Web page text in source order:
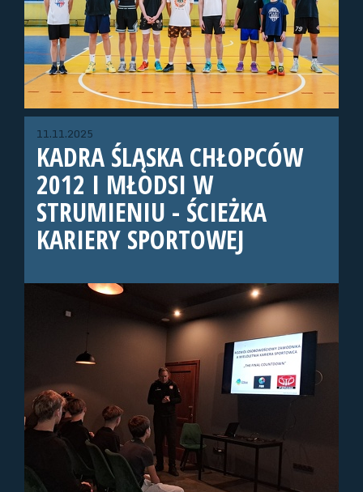
11.11.2025
KADRA ŚLĄSKA CHŁOPCÓW
2012 I MŁODSI W
STRUMIENIU - ŚCIEŻKA
KARIERY SPORTOWEJ